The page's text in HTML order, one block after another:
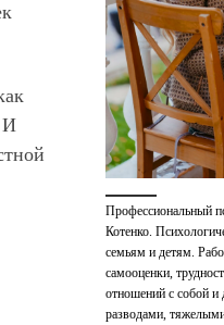
И
Профессиональный
Котенко.
семьям и детям.
самооценки,
отношений с собой и
разводами,